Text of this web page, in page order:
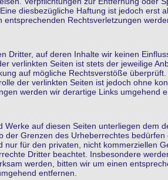
diesbezügliche Haftung ist jedoch erst
Rechtsverletzungen
Dritter, auf deren Inhalte wir keinen
verlinkten Seiten ist stets der jeweilige
auf mögliche Rechtsverstöße
der verlinkten Seiten ist jedoch ohne
werden wir derartige Links umgehend
auf diesen Seiten unterliegen dem
Grenzen des Urheberrechtes
nur für den privaten, nicht kommerziellen
Dritter beachtet. Insbesondere
werden, bitten wir um einen
entfernen.